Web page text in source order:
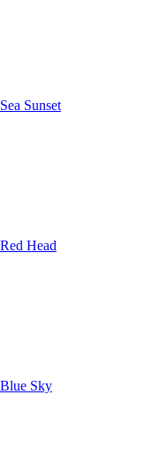
Sunset
Head
Sky